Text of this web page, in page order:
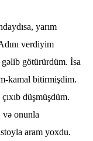
yarım
verdiyim
gəlib götürürdüm. İsa
kamal bitirmişdim.
düşmüşdüm.
və onunla
aram yoxdu.